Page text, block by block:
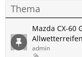
Thema
Mazda CX-60
admin